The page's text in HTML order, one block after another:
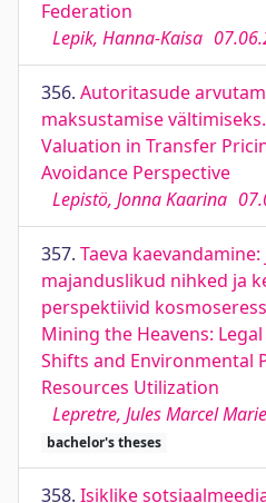
Federation
Lepik, Hanna-Kaisa
356. Autoritasude
maksustamise
Valuation in Transfer
Avoidance Perspective
Lepistö, Jonna Kaarina
357. Taeva
majanduslikud nihked ja
perspektiivid
Mining the Heavens:
Shifts and Environmental
Resources Utilization
Lepretre, Jules Marcel Marie
bachelor's theses
358. Isiklike